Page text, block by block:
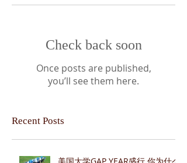
Recent Posts
Check back soon
Once posts are published,
you’ll see them here.